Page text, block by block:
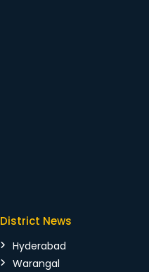
District News
Hyderabad
Warangal